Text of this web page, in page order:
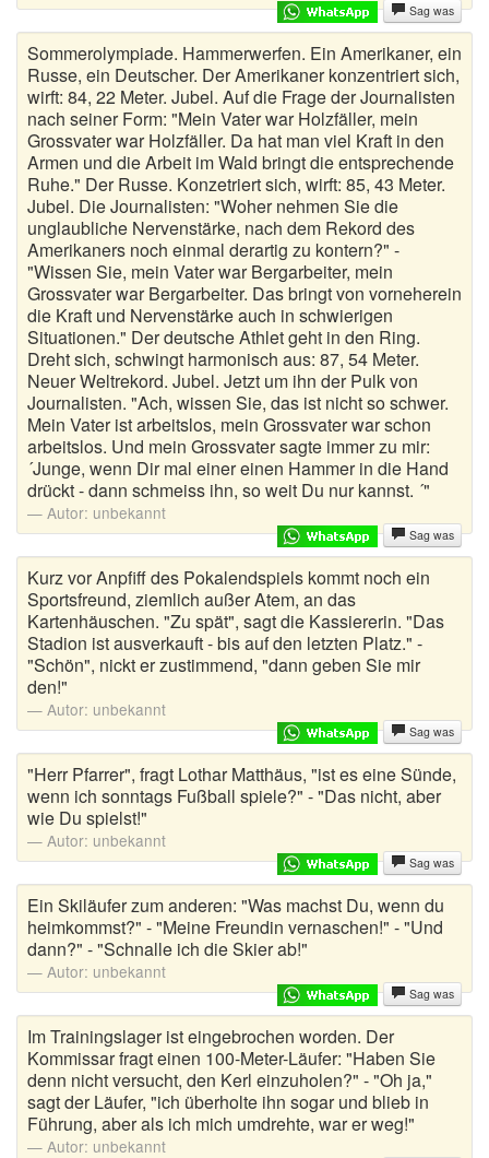
Deine Mutter Witze
Deutsche Witze
Drogen Witze
Dumme Witze
Egal wie Witze
Elefanten Witze
Familienwitze
Fiese Witze
Flachwitze
Frauenwitze
Fritzchen Witze
Fussballwitze
Geile Witze
Geschichte Witze
Handysprüche
Harald Schmidt Witze
Himmelwitze
Jägerwitze
Juristen Witze
Kannibalen Witze
Kellnerwitze
Kelly Witze
Kevin Witze
Kinderwitze
Sag was
Sommerolympiade. Hammerwerfen. Ein Amerikaner, ein
Russe, ein Deutscher. Der Amerikaner konzentriert sich,
wirft: 84, 22 Meter. Jubel. Auf die Frage der Journalisten
nach seiner Form: "Mein Vater war Holzfäller, mein
Grossvater war Holzfäller. Da hat man viel Kraft in den
Armen und die Arbeit im Wald bringt die entsprechende
Ruhe." Der Russe. Konzetriert sich, wirft: 85, 43 Meter.
Jubel. Die Journalisten: "Woher nehmen Sie die
unglaubliche Nervenstärke, nach dem Rekord des
Amerikaners noch einmal derartig zu kontern?" -
"Wissen Sie, mein Vater war Bergarbeiter, mein
Grossvater war Bergarbeiter. Das bringt von vorneherein
die Kraft und Nervenstärke auch in schwierigen
Situationen." Der deutsche Athlet geht in den Ring.
Dreht sich, schwingt harmonisch aus: 87, 54 Meter.
Neuer Weltrekord. Jubel. Jetzt um ihn der Pulk von
Journalisten. "Ach, wissen Sie, das ist nicht so schwer.
Mein Vater ist arbeitslos, mein Grossvater war schon
arbeitslos. Und mein Grossvater sagte immer zu mir:
´Junge, wenn Dir mal einer einen Hammer in die Hand
drückt - dann schmeiss ihn, so weit Du nur kannst. ´"
Autor: unbekannt
Sag was
Kurz vor Anpfiff des Pokalendspiels kommt noch ein
Sportsfreund, ziemlich außer Atem, an das
Kartenhäuschen. "Zu spät", sagt die Kassiererin. "Das
Stadion ist ausverkauft - bis auf den letzten Platz." -
"Schön", nickt er zustimmend, "dann geben Sie mir
den!"
Autor: unbekannt
Sag was
"Herr Pfarrer", fragt Lothar Matthäus, "ist es eine Sünde,
wenn ich sonntags Fußball spiele?" - "Das nicht, aber
wie Du spielst!"
Autor: unbekannt
Sag was
Ein Skiläufer zum anderen: "Was machst Du, wenn du
heimkommst?" - "Meine Freundin vernaschen!" - "Und
dann?" - "Schnalle ich die Skier ab!"
Autor: unbekannt
Sag was
Im Trainingslager ist eingebrochen worden. Der
Kommissar fragt einen 100-Meter-Läufer: "Haben Sie
denn nicht versucht, den Kerl einzuholen?" - "Oh ja,"
sagt der Läufer, "ich überholte ihn sogar und blieb in
Führung, aber als ich mich umdrehte, war er weg!"
Autor: unbekannt